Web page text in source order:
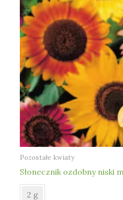
Pozostałe kwiaty
Słonecznik ozdobny niski
2 g